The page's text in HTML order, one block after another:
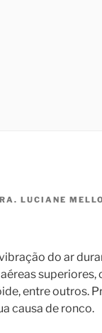
LUCIANE MELLO
do ar
superiores,
entre outros.
causa de ronco.